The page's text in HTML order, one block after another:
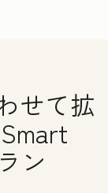
せて拡
ン